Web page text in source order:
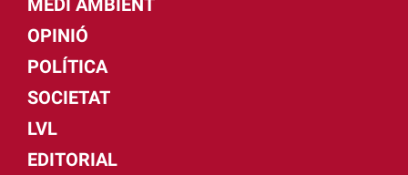
OPINIÓ
POLÍTICA
SOCIETAT
LVL
EDITORIAL